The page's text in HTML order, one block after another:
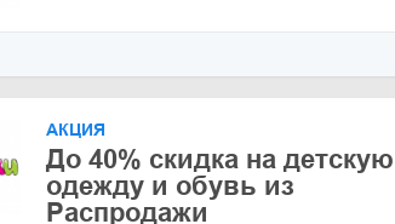
АКЦИЯ
До 40% скидка на детскую
одежду и обувь из
Распродажи